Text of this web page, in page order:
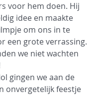
voor hem doen. Hij
idee en maakte
om ons in te
een grote verrassing.
we niet wachten
gingen we aan de
onvergetelijk feestje